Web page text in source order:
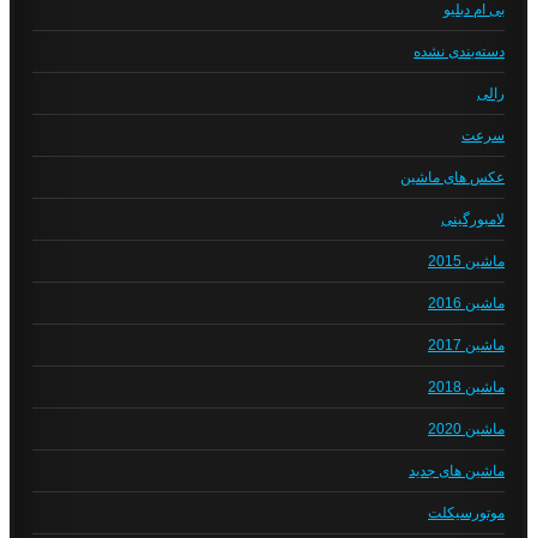
بی ام دبلیو
دسته‌بندی نشده
رالی
سرعت
عکس های ماشین
لامبورگینی
ماشین 2015
ماشین 2016
ماشین 2017
ماشین 2018
ماشین 2020
ماشین های جدید
موتورسیکلت